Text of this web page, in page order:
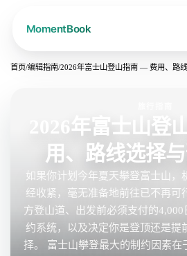
首页/编辑指南/2026年富士山登山指南 — 费用、路
2026年富士山
用、路线选择
如果你计划今年夏天攀登富士山，
经收紧，毫无准备地前往已不再可
方登山道、出发前必须支付的
约系统，以及决定你是登顶还是提
择。 富士山攀登最大的制约因素在